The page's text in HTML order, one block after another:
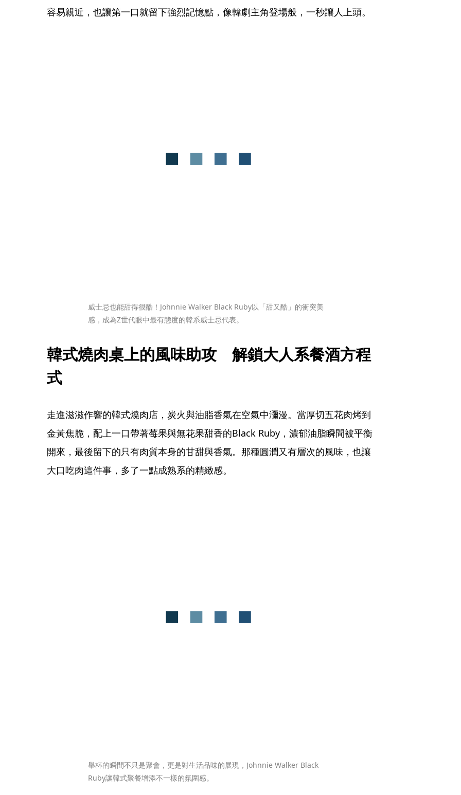
容易親近，也讓第一口就留下強烈記憶點，像韓劇主角登場般，一秒讓人上頭。
威士忌也能甜得很酷！Johnnie Walker Black Ruby以「甜又酷」的衝突美
感，成為Z世代眼中最有態度的韓系威士忌代表。
韓式燒肉桌上的風味助攻　解鎖大人系餐酒方程
式
走進滋滋作響的韓式燒肉店，炭火與油脂香氣在空氣中瀰漫。當厚切五花肉烤到
金黃焦脆，配上一口帶著莓果與無花果甜香的Black Ruby，濃郁油脂瞬間被平衡
開來，最後留下的只有肉質本身的甘甜與香氣。那種圓潤又有層次的風味，也讓
大口吃肉這件事，多了一點成熟系的精緻感。
舉杯的瞬間不只是聚會，更是對生活品味的展現，Johnnie Walker Black
Ruby讓韓式聚餐增添不一樣的氛圍感。